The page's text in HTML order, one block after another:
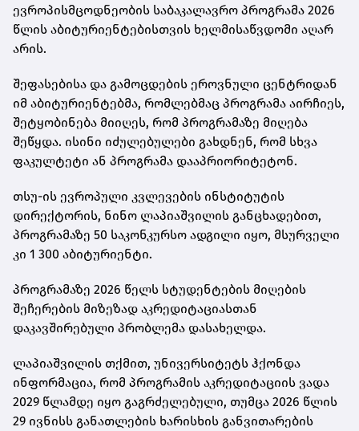
ევროპისმცოდნეობის საბაკალავრო პროგრამა 2026
წლის აბიტურიენტებისთვის ხელმისაწვდომი აღარ
არის.
შეფასებისა და გამოცდების ეროვნული ცენტრიდან
იმ აბიტურიენტებმა, რომლებმაც პროგრამა აირჩიეს,
შეტყობინება მიიღეს, რომ პროგრამაზე მიღება
შეწყდა. ისინი იძულებულები გახდნენ, რომ სხვა
ფაკულტეტი ან პროგრამა დააპრიორიტეტონ.
თსუ-ის ევროპული კვლევების ინსტიტუტის
დირექტორის, ნინო ლაპიაშვილის განცხადებით,
პროგრამაზე 50 საკონკურსო ადგილი იყო, მსურველი
კი 1 300 აბიტურიენტი.
პროგრამაზე 2026 წელს სტუდენტების მიღების
შეჩერების მიზეზად აკრედიტაციასთან
დაკავშირებული პრობლემა დასახელდა.
ლაპიაშვილის თქმით, უნივერსიტეტს ჰქონდა
ინფორმაცია, რომ პროგრამის აკრედიტაციის ვადა
2029 წლამდე იყო გაგრძელებული, თუმცა 2026 წლის
29 ივნისს განათლების ხარისხის განვითარების